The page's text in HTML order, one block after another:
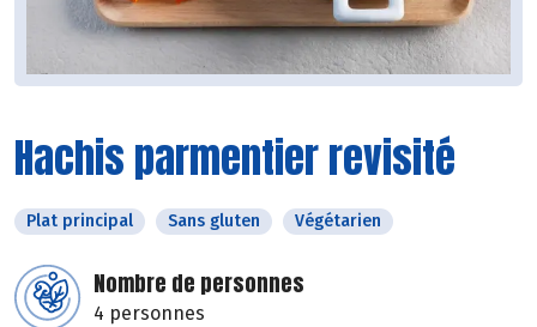
Hachis parmentier revisité
Plat principal Sans gluten Végétarien
Nombre de personnes
4 personnes